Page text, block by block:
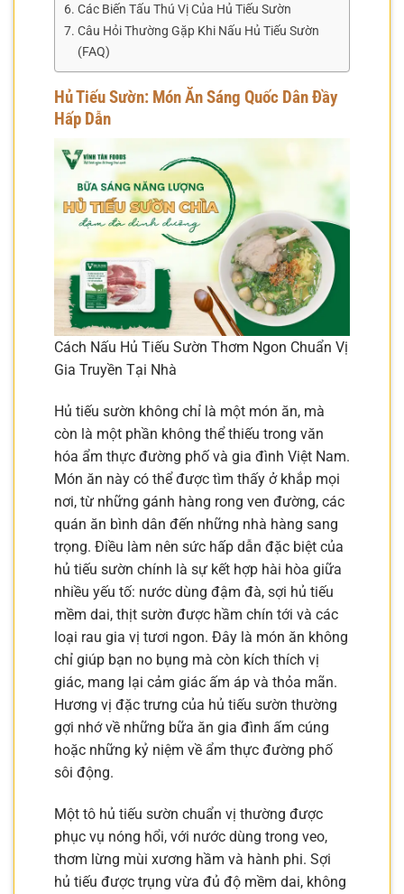
Các Biến Tấu Thú Vị Của Hủ Tiếu Sườn
Câu Hỏi Thường Gặp Khi Nấu Hủ Tiếu Sườn
(FAQ)
Hủ Tiếu Sườn: Món Ăn Sáng Quốc Dân Đầy
Hấp Dẫn
Cách Nấu Hủ Tiếu Sườn Thơm Ngon Chuẩn Vị
Gia Truyền Tại Nhà
Hủ tiếu sườn không chỉ là một món ăn, mà
còn là một phần không thể thiếu trong văn
hóa ẩm thực đường phố và gia đình Việt Nam.
Món ăn này có thể được tìm thấy ở khắp mọi
nơi, từ những gánh hàng rong ven đường, các
quán ăn bình dân đến những nhà hàng sang
trọng. Điều làm nên sức hấp dẫn đặc biệt của
hủ tiếu sườn chính là sự kết hợp hài hòa giữa
nhiều yếu tố: nước dùng đậm đà, sợi hủ tiếu
mềm dai, thịt sườn được hầm chín tới và các
loại rau gia vị tươi ngon. Đây là món ăn không
chỉ giúp bạn no bụng mà còn kích thích vị
giác, mang lại cảm giác ấm áp và thỏa mãn.
Hương vị đặc trưng của hủ tiếu sườn thường
gợi nhớ về những bữa ăn gia đình ấm cúng
hoặc những kỷ niệm về ẩm thực đường phố
sôi động.
Một tô hủ tiếu sườn chuẩn vị thường được
phục vụ nóng hổi, với nước dùng trong veo,
thơm lừng mùi xương hầm và hành phi. Sợi
hủ tiếu được trụng vừa đủ độ mềm dai, không